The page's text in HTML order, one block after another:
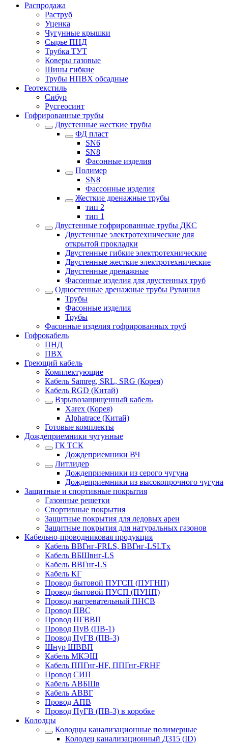
Распродажа
Раструб
Уценка
Чугунные крышки
Сырье ПНД
Трубка ТУТ
Коверы газовые
Шины гибкие
Трубы НПВХ обсадные
Геотекстиль
Сибур
Русгеосинт
Гофрированные трубы
Двустенные жесткие трубы
ФД пласт
SN6
SN8
Фасонные изделия
Полимер
SN8
Фассонные изделия
Жесткие дренажные трубы
тип 2
тип 1
Двустенные гофрированные трубы ДКС
Двустенные электротехнические для
открытой прокладки
Двустенные гибкие электротехнические
Двустенные жесткие электротехнические
Двустенные дренажные
Фасонные изделия для двустенных труб
Одностенные дренажные трубы Рувинил
Трубы
Фасонные изделия
Трубы
Фасонные изделия гофрированных труб
Гофрокабель
ПНД
ПВХ
Греющий кабель
Комплектующие
Кабель Samreg, SRL, SRG (Корея)
Кабель RGD (Китай)
Взрывозащищенный кабель
Xarex (Корея)
Alphatrace (Китай)
Готовые комплекты
Дождеприемники чугунные
ГК ТСК
Дождеприемники ВЧ
Литлидер
Дождеприемники из серого чугуна
Дождеприемники из высокопрочного чугуна
Защитные и спортивные покрытия
Газонные решетки
Спортивные покрытия
Защитные покрытия для ледовых арен
Защитные покрытия для натуральных газонов
Кабельно-проводниковая продукция
Кабель ВВГнг-FRLS, ВВГнг-LSLTx
Кабель ВБШвнг-LS
Кабель ВВГнг-LS
Кабель КГ
Провод бытовой ПУГСП (ПУГНП)
Провод бытовой ПУСП (ПУНП)
Провод нагревательный ПНСВ
Провод ПВС
Провод ПГВВП
Провод ПуВ (ПВ-1)
Провод ПуГВ (ПВ-3)
Шнур ШВВП
Кабель МКЭШ
Кабель ППГнг-HF, ППГнг-FRHF
Провод СИП
Кабель АВБШв
Кабель АВВГ
Провод АПВ
Провод ПуГВ (ПВ-3) в коробке
Колодцы
Колодцы канализационные полимерные
Колодец канализационный Д315 (ID)